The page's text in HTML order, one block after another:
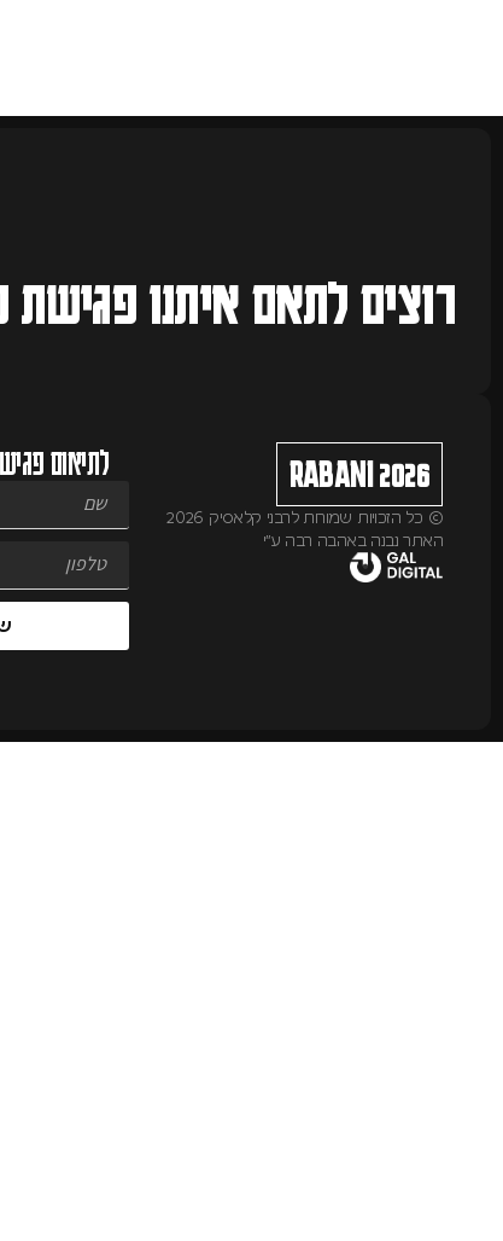
רוצים לתאם איתנו פגישת
RABANI 2026
© כל הזכויות שמורות לרבני קלאסיק 2026
האתר נבנה באהבה רבה ע״י
לתיאום